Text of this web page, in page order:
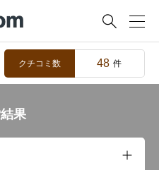

クチコミ数 48 件
果